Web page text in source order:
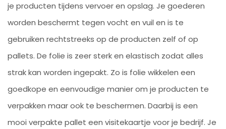
je producten tijdens vervoer en opslag. Je goederen
worden beschermt tegen vocht en vuil en is te
gebruiken rechtstreeks op de producten zelf of op
pallets. De folie is zeer sterk en elastisch zodat alles
strak kan worden ingepakt. Zo is folie wikkelen een
goedkope en eenvoudige manier om je producten te
verpakken maar ook te beschermen. Daarbij is een
mooi verpakte pallet een visitekaartje voor je bedrijf. Je